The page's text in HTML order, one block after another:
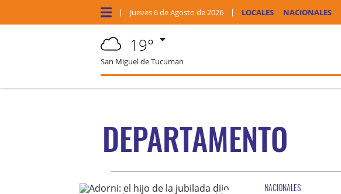
Jueves6 deAgosto de 2026 LOCALES NACIONALES
19°
San Miguel de Tucuman
DEPARTAMENTO
NACIONALES